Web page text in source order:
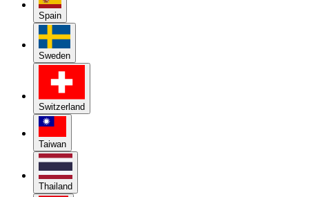
Spain
Sweden
Switzerland
Taiwan
Thailand